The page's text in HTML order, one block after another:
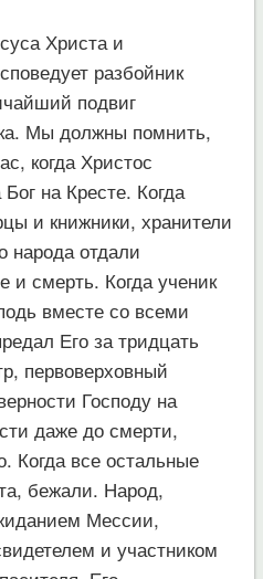
Христа и
разбойник
подвиг
Мы должны помнить,
когда Христос
на Кресте. Когда
и книжники, хранители
народа отдали
и смерть. Когда ученик
вместе со всеми
Его за тридцать
первоверховный
Господу на
даже до смерти,
Когда все остальные
бежали. Народ,
Мессии,
и участником